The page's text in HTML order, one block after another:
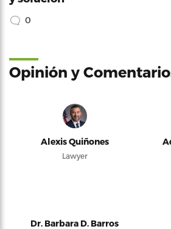
0
Opinión y
Alexis Quiñones
Lawyer
Dr. Barbara D. Barros